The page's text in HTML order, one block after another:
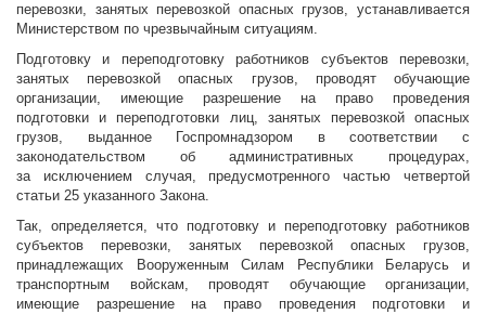
перевозки, занятых перевозкой опасных грузов, устанавливается
Министерством по чрезвычайным ситуациям.
Подготовку и переподготовку работников субъектов перевозки,
занятых перевозкой опасных грузов, проводят обучающие
организации, имеющие разрешение на право проведения
подготовки и переподготовки лиц, занятых перевозкой опасных
грузов, выданное Госпромнадзором в соответствии с
законодательством об административных процедурах,
за исключением случая, предусмотренного частью четвертой
статьи 25 указанного Закона.
Так, определяется, что подготовку и переподготовку работников
субъектов перевозки, занятых перевозкой опасных грузов,
принадлежащих Вооруженным Силам Республики Беларусь и
транспортным войскам, проводят обучающие организации,
имеющие разрешение на право проведения подготовки и